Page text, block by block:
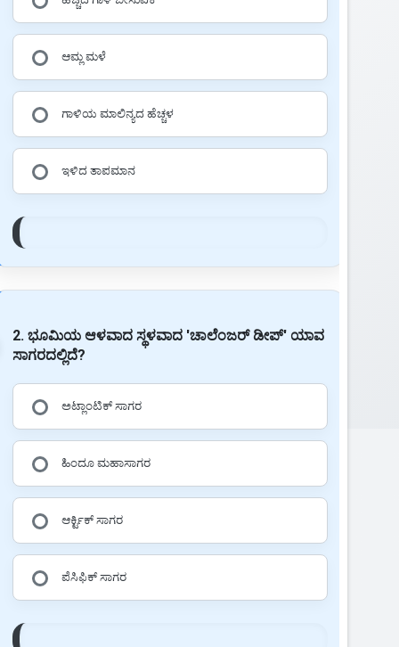
ಆಮ್ಲ ಮಳೆ
ಗಾಳಿಯ ಮಾಲಿನ್ಯದ ಹೆಚ್ಚಳ
ಇಳಿದ ತಾಪಮಾನ
2. ಭೂಮಿಯ ಆಳವಾದ ಸ್ಥಳವಾದ 'ಚಾಲೆಂಜರ್ ಡೀಪ್' ಯಾವ
ಸಾಗರದಲ್ಲಿದೆ?
ಅಟ್ಲಾಂಟಿಕ್ ಸಾಗರ
ಹಿಂದೂ ಮಹಾಸಾಗರ
ಆರ್ಕ್ಟಿಕ್ ಸಾಗರ
ಪೆಸಿಫಿಕ್ ಸಾಗರ